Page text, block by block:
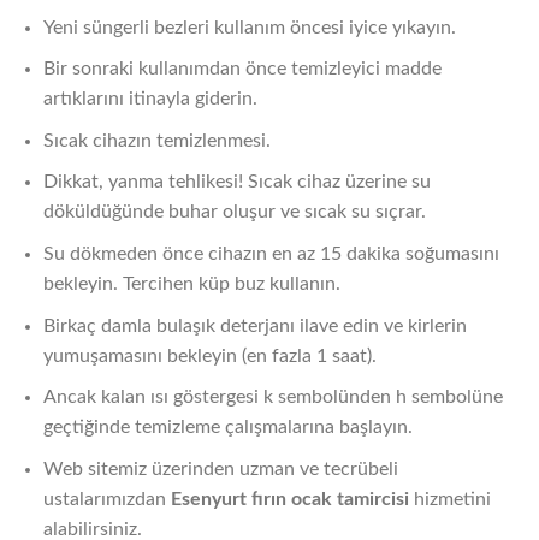
Yeni süngerli bezleri kullanım öncesi iyice yıkayın.
Bir sonraki kullanımdan önce temizleyici madde
artıklarını itinayla giderin.
Sıcak cihazın temizlenmesi.
Dikkat, yanma tehlikesi! Sıcak cihaz üzerine su
döküldüğünde buhar oluşur ve sıcak su sıçrar.
Su dökmeden önce cihazın en az 15 dakika soğumasını
bekleyin. Tercihen küp buz kullanın.
Birkaç damla bulaşık deterjanı ilave edin ve kirlerin
yumuşamasını bekleyin (en fazla 1 saat).
Ancak kalan ısı göstergesi k sembolünden h sembolüne
geçtiğinde temizleme çalışmalarına başlayın.
Web sitemiz üzerinden uzman ve tecrübeli
ustalarımızdan Esenyurt fırın ocak tamircisi hizmetini
alabilirsiniz.